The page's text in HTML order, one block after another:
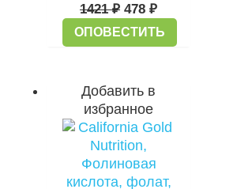
1421₽ 478 ₽
ОПОВЕСТИТЬ
Добавить в
избранное